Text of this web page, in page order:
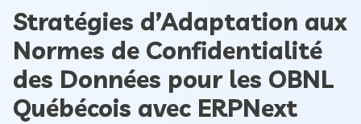
Stratégies d’Adaptation aux
Normes de Confidentialité
des Données pour les OBNL
Québécois avec ERPNext